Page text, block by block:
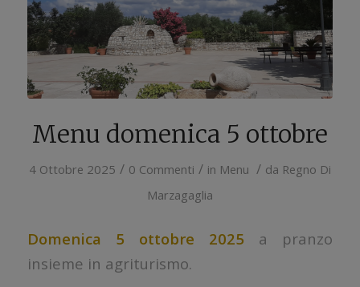
Menu domenica 5 ottobre
4 Ottobre 2025 / 0 Commenti / in Menu / da Regno Di
Marzagaglia
Domenica 5 ottobre 2025 a pranzo
insieme in agriturismo.